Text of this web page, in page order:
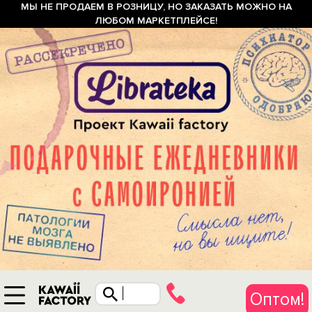
МЫ НЕ ПРОДАЕМ В РОЗНИЦУ, НО ЗАКАЗАТЬ МОЖНО НА
ЛЮБОМ МАРКЕТПЛЕЙСЕ!
Оптом!